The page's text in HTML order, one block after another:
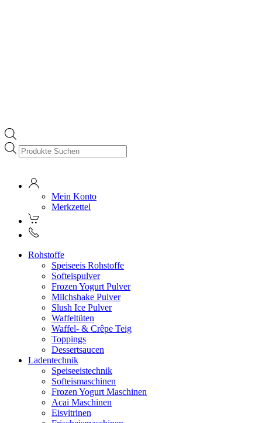
Products
search
Mein Konto
Merkzettel
Rohstoffe
Speiseeis Rohstoffe
Softeispulver
Frozen Yogurt Pulver
Milchshake Pulver
Slush Ice Pulver
Waffeltüten
Waffel- & Crêpe Teig
Toppings
Dessertsaucen
Ladentechnik
Speiseeistechnik
Softeismaschinen
Frozen Yogurt Maschinen
Acai Maschinen
Eisvitrinen